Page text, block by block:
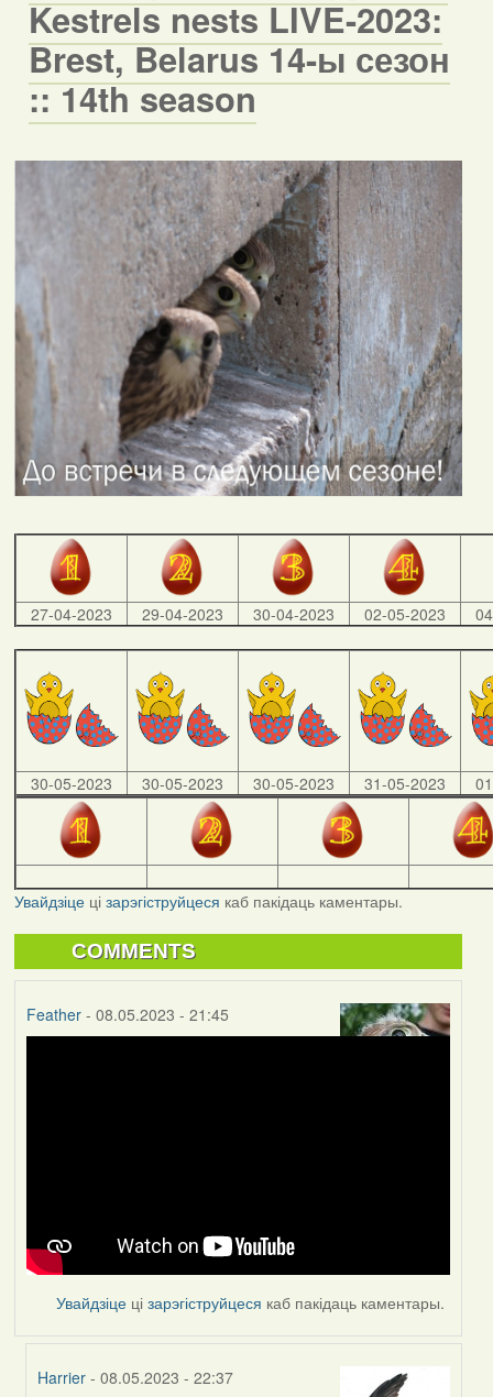
Kestrels nests LIVE-2023:
Brest, Belarus 14-ы сезон
:: 14th season
27-04-2023 29-04-2023 30-04-2023 02-05-2023
30-05-2023 30-05-2023 30-05-2023 31-05-2023
Увайдзіцеці зарэгіструйцеся каб пакідаць каментары.
COMMENTS
Feather- 08.05.2023 - 21:45
Увайдзіце цізарэгіструйцеся каб пакідаць каментары.
Harrier - 08.05.2023 - 22:37